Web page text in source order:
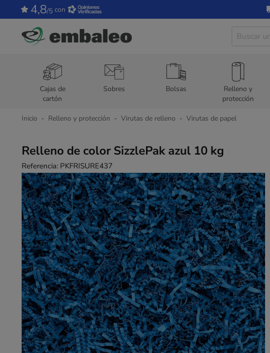
4,8/5 con
Cajas de
cartón
Sobres Bolsas
Relleno y
protección
Inicio Relleno y protección Virutas de relleno Virutas de papel
Relleno de color SizzlePak azul 10 kg
Referencia: PKFRISURE437